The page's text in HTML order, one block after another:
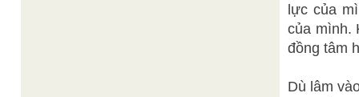
lực của
của mình.
đồng tâm
Dù lâm